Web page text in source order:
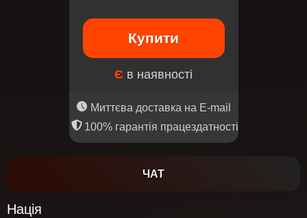
Купити
Є в наявності
Миттєва доставка на E-mail
100% гарантія працездатності
ЧАТ
Нація